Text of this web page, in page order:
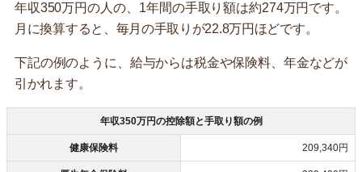
年収350万円の人の、1年間の手取り額は約274万円です。
月に換算すると、毎月の手取りが22.8万円ほどです。
下記の例のように、給与からは税金や保険料、年金などが
引かれます。
年収350万円の控除額と手取り額の例
健康保険料 209,340円